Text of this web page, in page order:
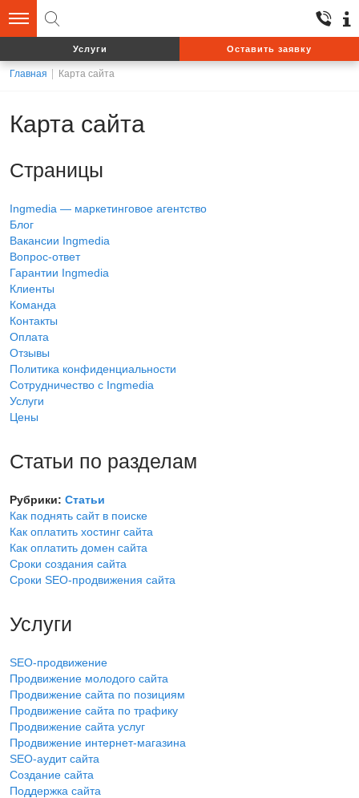
Услуги Оставить заявку
Главная Карта сайта
Карта сайта
Страницы
Ingmedia — маркетинговое агентство
Блог
Вакансии Ingmedia
Вопрос-ответ
Гарантии Ingmedia
Клиенты
Команда
Контакты
Оплата
Отзывы
Политика конфиденциальности
Сотрудничество с Ingmedia
Услуги
Цены
Статьи по разделам
Рубрики: Статьи
Как поднять сайт в поиске
Как оплатить хостинг сайта
Как оплатить домен сайта
Сроки создания сайта
Сроки SEO-продвижения сайта
Услуги
SEO-продвижение
Продвижение молодого сайта
Продвижение сайта по позициям
Продвижение сайта по трафику
Продвижение сайта услуг
Продвижение интернет-магазина
SEO-аудит сайта
Создание сайта
Поддержка сайта